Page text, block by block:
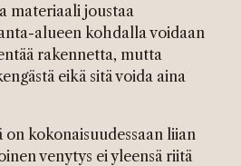
materiaali joustaa
alueen kohdalla voidaan
rakennetta, mutta
eikä sitä voida aina
on kokonaisuudessaan liian
venytys ei yleensä riitä